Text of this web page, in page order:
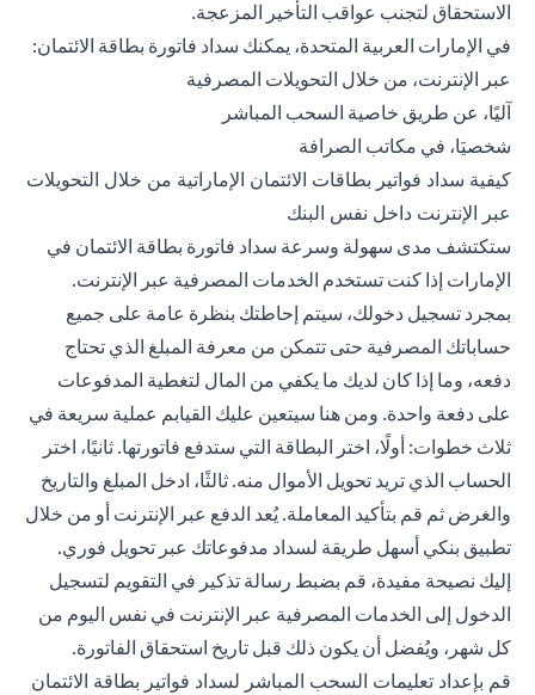
الاستحقاق لتجنب عواقب التأخير المزعجة.
في الإمارات العربية المتحدة، يمكنك سداد فاتورة بطاقة الائتمان:
عبر الإنترنت، من خلال التحويلات المصرفية
آليًا، عن طريق خاصية السحب المباشر
شخصيَا، في مكاتب الصرافة
كيفية سداد فواتير بطاقات الائتمان الإماراتية من خلال التحويلات
عبر الإنترنت داخل نفس البنك
ستكتشف مدى سهولة وسرعة سداد فاتورة بطاقة الائتمان في
الإمارات إذا كنت تستخدم الخدمات المصرفية عبر الإنترنت.
بمجرد تسجيل دخولك، سيتم إحاطتك بنظرة عامة على جميع
حساباتك المصرفية حتى تتمكن من معرفة المبلغ الذي تحتاج
دفعه، وما إذا كان لديك ما يكفي من المال لتغطية المدفوعات
على دفعة واحدة. ومن هنا سيتعين عليك القيابم عملية سريعة في
ثلاث خطوات: أولًا، اختر البطاقة التي ستدفع فاتورتها. ثانيًا، اختر
الحساب الذي تريد تحويل الأموال منه. ثالثًا، ادخل المبلغ والتاريخ
والغرض ثم قم بتأكيد المعاملة. يُعد الدفع عبر الإنترنت أو من خلال
تطبيق بنكي أسهل طريقة لسداد مدفوعاتك عبر تحويل فوري.
إليك نصيحة مفيدة، قم بضبط رسالة تذكير في التقويم لتسجيل
الدخول إلى الخدمات المصرفية عبر الإنترنت في نفس اليوم من
كل شهر، ويُفضل أن يكون ذلك قبل تاريخ استحقاق الفاتورة.
قم بإعداد تعليمات السحب المباشر لسداد فواتير بطاقة الائتمان